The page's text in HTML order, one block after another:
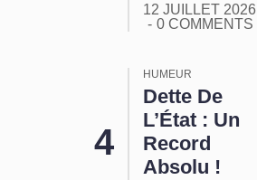
12 JUILLET 2026
0 COMMENTS
HUMEUR
Dette De
L’État : Un
Record
Absolu !